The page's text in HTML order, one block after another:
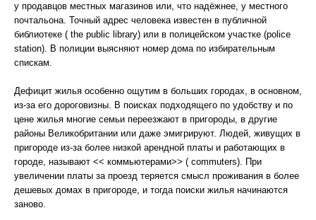
у продавцов местных магазинов или, что надёжнее, у местного
почтальона. Точный адрес человека известен в публичной
библиотеке ( the public library) или в полицейском участке (police
station). В полиции выясняют номер дома по избирательным
спискам.
Дефицит жилья особенно ощутим в больших городах, в основном,
из-за его дороговизны. В поисках подходящего по удобству и по
цене жилья многие семьи переезжают в пригороды, в другие
районы Великобритании или даже эмигрируют. Людей, живущих в
пригороде из-за более низкой арендной платы и работающих в
городе, называют << коммьютерами>> ( commuters). При
увеличении платы за проезд теряется смысл проживания в более
дешевых домах в пригороде, и тогда поиски жилья начинаются
заново.